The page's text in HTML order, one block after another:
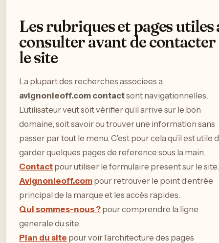
Les rubriques et pages utiles
consulter avant de contacter
le site
La plupart des recherches associees a
avignonleoff.com contactsont navigationnelles.
L’utilisateur veut soit vérifier qu’il arrive sur le bon
domaine, soit savoir ou trouver une information sans
passer par tout le menu. C’est pour cela qu’il est utile
garder quelques pages de reference sous la main.
Contact pour utiliser le formulaire present sur le site.
Avignonleoff.com pour retrouver le point d’entrée
principal de la marque et les accès rapides.
Qui sommes-nous ? pour comprendre la ligne
generale du site.
Plan du site pour voir l’architecture des pages